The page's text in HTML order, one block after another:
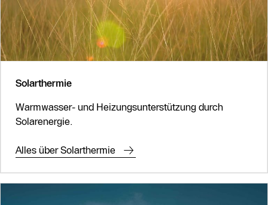
Solarthermie
Warmwasser- und Heizungsunterstützung durch
Solarenergie.
Alles über Solarthermie